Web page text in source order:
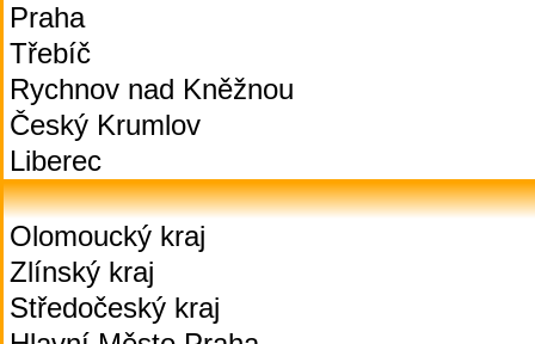
Praha
Třebíč
Rychnov nad Kněžnou
Český Krumlov
Liberec
Olomoucký kraj
Zlínský kraj
Středočeský kraj